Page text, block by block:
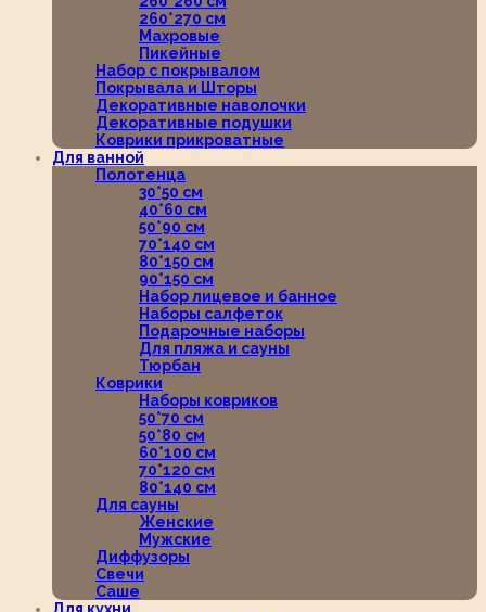
260*270 см
Махровые
Пикейные
Набор с покрывалом
Покрывала и Шторы
Декоративные наволочки
Декоративные подушки
Коврики прикроватные
Для ванной
Полотенца
30*50 см
40*60 см
50*90 см
70*140 см
80*150 см
90*150 см
Набор лицевое и банное
Наборы салфеток
Подарочные наборы
Для пляжа и сауны
Тюрбан
Коврики
Наборы ковриков
50*70 см
50*80 см
60*100 см
70*120 см
80*140 см
Для сауны
Женские
Мужские
Диффузоры
Свечи
Саше